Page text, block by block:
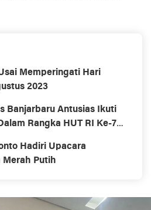
Memperingati Hari
2023
Banjarbaru Antusias Ikuti
Rangka HUT RI Ke-78
Hadiri Upacara
Merah Putih